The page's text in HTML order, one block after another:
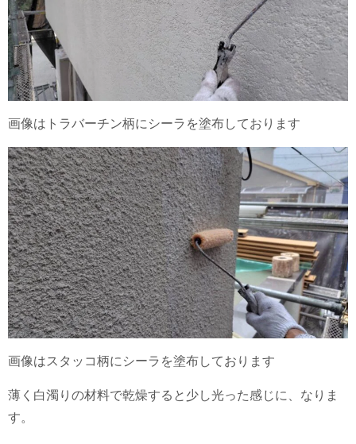
画像はトラバーチン柄にシーラを塗布しております
画像はスタッコ柄にシーラを塗布しております
薄く白濁りの材料で乾燥すると少し光った感じに、なりま
す。